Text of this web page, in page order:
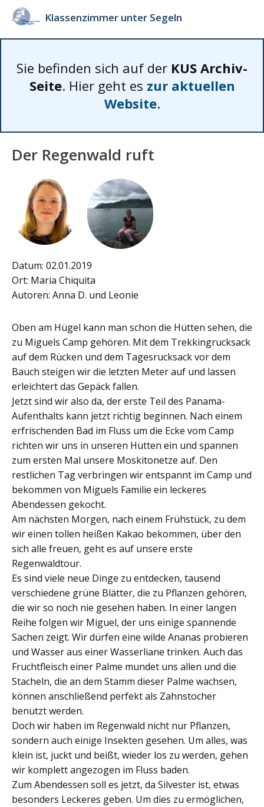
Klassenzimmer unter Segeln
Sie befinden sich auf der KUS Archiv-
Seite. Hier geht es zur aktuellen
Website.
Der Regenwald ruft
Datum: 02.01.2019
Ort: Maria Chiquita
Autoren: Anna D. und Leonie
Oben am Hügel kann man schon die Hütten sehen, die
zu Miguels Camp gehören. Mit dem Trekkingrucksack
auf dem Rücken und dem Tagesrucksack vor dem
Bauch steigen wir die letzten Meter auf und lassen
erleichtert das Gepäck fallen.
Jetzt sind wir also da, der erste Teil des Panama-
Aufenthalts kann jetzt richtig beginnen. Nach einem
erfrischenden Bad im Fluss um die Ecke vom Camp
richten wir uns in unseren Hütten ein und spannen
zum ersten Mal unsere Moskitonetze auf. Den
restlichen Tag verbringen wir entspannt im Camp und
bekommen von Miguels Familie ein leckeres
Abendessen gekocht.
Am nächsten Morgen, nach einem Frühstück, zu dem
wir einen tollen heißen Kakao bekommen, über den
sich alle freuen, geht es auf unsere erste
Regenwaldtour.
Es sind viele neue Dinge zu entdecken, tausend
verschiedene grüne Blätter, die zu Pflanzen gehören,
die wir so noch nie gesehen haben. In einer langen
Reihe folgen wir Miguel, der uns einige spannende
Sachen zeigt. Wir dürfen eine wilde Ananas probieren
und Wasser aus einer Wasserliane trinken. Auch das
Fruchtfleisch einer Palme mundet uns allen und die
Stacheln, die an dem Stamm dieser Palme wachsen,
können anschließend perfekt als Zahnstocher
benutzt werden.
Doch wir haben im Regenwald nicht nur Pflanzen,
sondern auch einige Insekten gesehen. Um alles, was
klein ist, juckt und beißt, wieder los zu werden, gehen
wir komplett angezogen im Fluss baden.
Zum Abendessen soll es jetzt, da Silvester ist, etwas
besonders Leckeres geben. Um dies zu ermöglichen,